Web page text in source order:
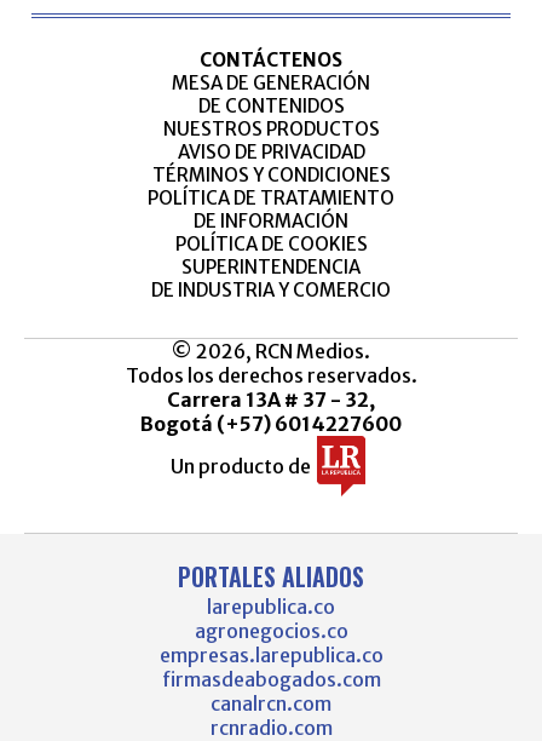
CONTÁCTENOS
MESA DE GENERACIÓN
DE CONTENIDOS
NUESTROS PRODUCTOS
AVISO DE PRIVACIDAD
TÉRMINOS Y CONDICIONES
POLÍTICA DE TRATAMIENTO
DE INFORMACIÓN
POLÍTICA DE COOKIES
SUPERINTENDENCIA
DE INDUSTRIA Y COMERCIO
© 2026, RCN Medios.
Todos los derechos reservados.
Carrera 13A # 37 - 32,
Bogotá (+57) 6014227600
Un producto de
PORTALES ALIADOS
larepublica.co
agronegocios.co
empresas.larepublica.co
firmasdeabogados.com
canalrcn.com
rcnradio.com